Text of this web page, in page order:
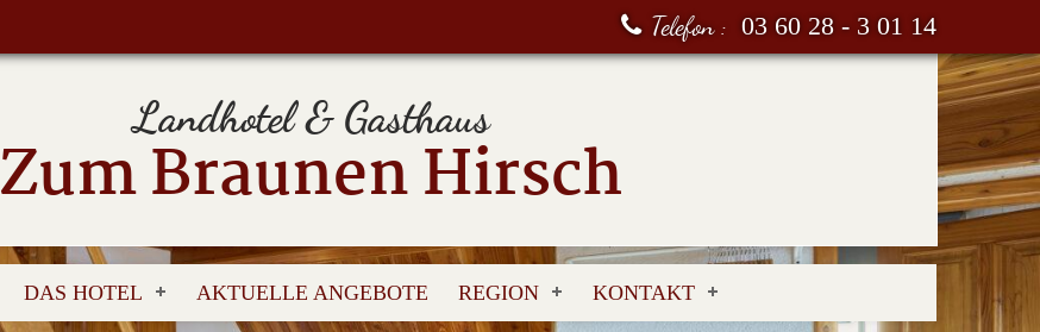
Telefon : 03 60 28 - 3 01 14
Landhotel & Gasthaus
Zum Braunen Hirsch
DAS HOTEL AKTUELLE ANGEBOTE REGION KONTAKT